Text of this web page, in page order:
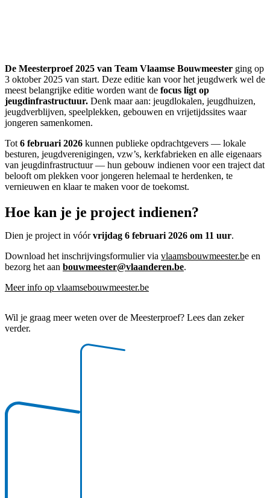
De Meesterproef 2025 van Team Vlaamse Bouwmeester ging op
3 oktober 2025 van start. Deze editie kan voor het jeugdwerk wel de
meest belangrijke editie worden want de focus ligt op
jeugdinfrastructuur. Denk maar aan: jeugdlokalen, jeugdhuizen,
jeugdverblijven, speelplekken, gebouwen en vrijetijdssites waar
jongeren samenkomen.
Tot 6 februari 2026 kunnen publieke opdrachtgevers — lokale
besturen, jeugdverenigingen, vzw’s, kerkfabrieken en alle eigenaars
van jeugdinfrastructuur — hun gebouw indienen voor een traject dat
belooft om plekken voor jongeren helemaal te herdenken, te
vernieuwen en klaar te maken voor de toekomst.
Hoe kan je je project indienen?
Dien je project in vóórvrijdag 6 februari 2026 om 11 uur.
Download het inschrijvingsformulier via vlaamsbouwmeester.be en
bezorg het aan bouwmeester@vlaanderen.be.
Meer info op vlaamsebouwmeester.be
Wil je graag meer weten over de Meesterproef? Lees dan zeker
verder.